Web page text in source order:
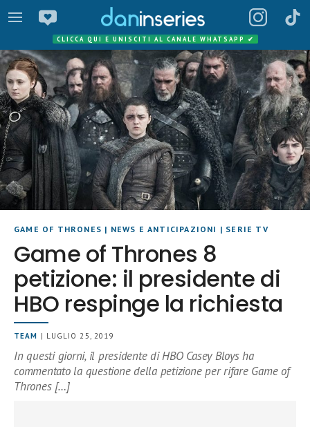
CLICCA QUI E UNISCITI AL CANALE WHATSAPP ✔
GAME OF THRONES | NEWS E ANTICIPAZIONI | SERIE TV
Game of Thrones 8
petizione: il presidente di
HBO respinge la richiesta
TEAM | LUGLIO 25, 2019
In questi giorni, il presidente di HBO Casey Bloys ha
commentato la questione della petizione per rifare Game of
Thrones […]